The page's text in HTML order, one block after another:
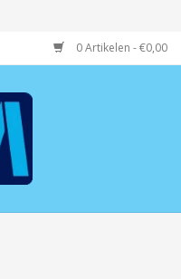
0 Artikelen - €0,00